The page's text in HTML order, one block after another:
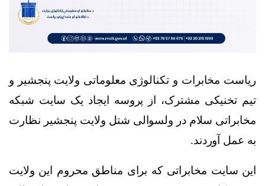
ریاست مخابرات و تکنالوژی معلوماتی ولایت پنجشیر و
تیم تخنیکی مشترک، از پروسه ایجاد یک سایت شبکه
مخابراتی سلام در ولسوالی شتل ولایت پنجشیر نظارت
به عمل آوردند.
این سایت مخابراتی که برای مناطق محروم این ولایت